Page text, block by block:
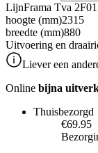
LijnFrama Tva 2F01
hoogte (mm)2315
breedte (mm)880
Uitvoering en
Liever een
Online bijna
Thuisbezorgd
€69.95